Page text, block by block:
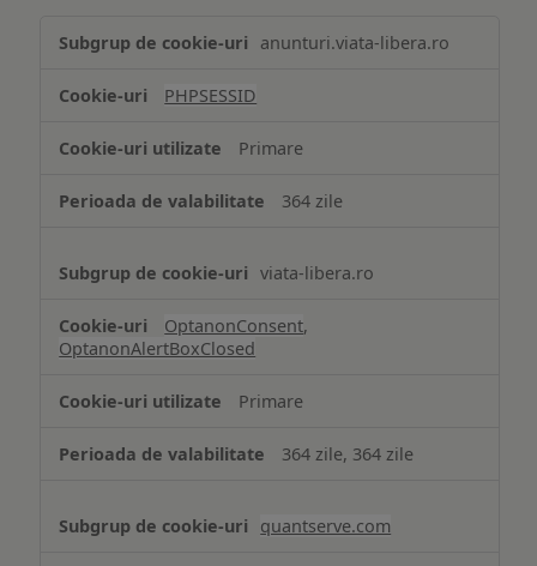
de
Cookie
necesare
anunturi.viata-libera.ro
PHPSESSID
Primare
364 zile
viata-libera.ro
OptanonConsent,
OptanonAlertBoxClosed
Primare
364 zile, 364 zile
quantserve.com